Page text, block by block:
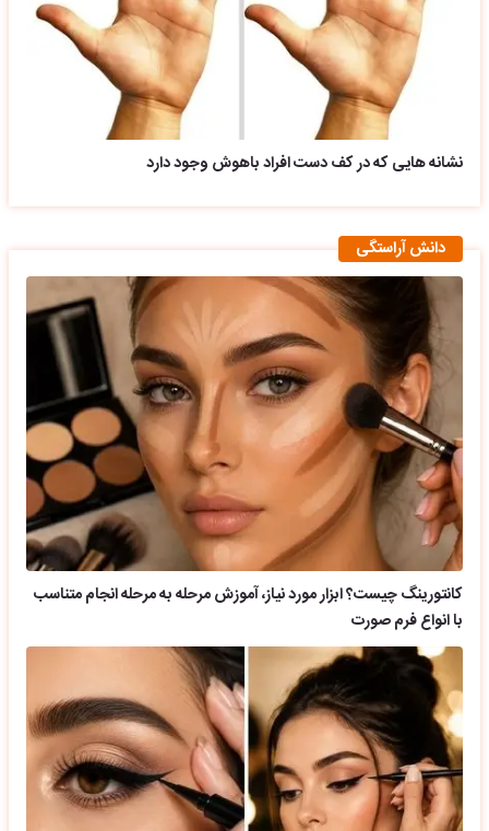
نشانه هایی که در کف دست افراد باهوش وجود دارد
دانش آراستگی
کانتورینگ چیست؟ ابزار مورد نیاز، آموزش مرحله به مرحله انجام متناسب
با انواع فرم صورت